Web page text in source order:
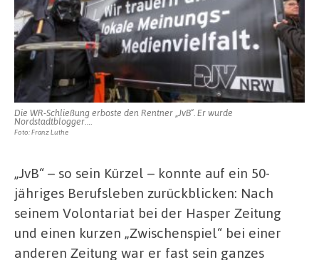
Die WR-Schließung erboste den Rentner „JvB“. Er wurde
Nordstadtblogger….
Foto: Franz Luthe
„JvB“ – so sein Kürzel – konnte auf ein 50-
jähriges Berufsleben zurückblicken: Nach
seinem Volontariat bei der Hasper Zeitung
und einen kurzen „Zwischenspiel“ bei einer
anderen Zeitung war er fast sein ganzes